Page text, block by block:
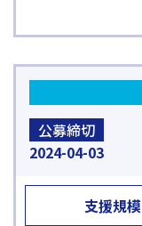
公募締切
2024 04-03
支援規模